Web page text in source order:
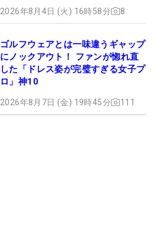
2026年8月4日 (火) 16時58分 8
ゴルフウェアとは一味違うギャップ
にノックアウト！ ファンが惚れ直
した「ドレス姿が完璧すぎる女子プ
ロ」神10
2026年8月7日 (金) 19時45分 111